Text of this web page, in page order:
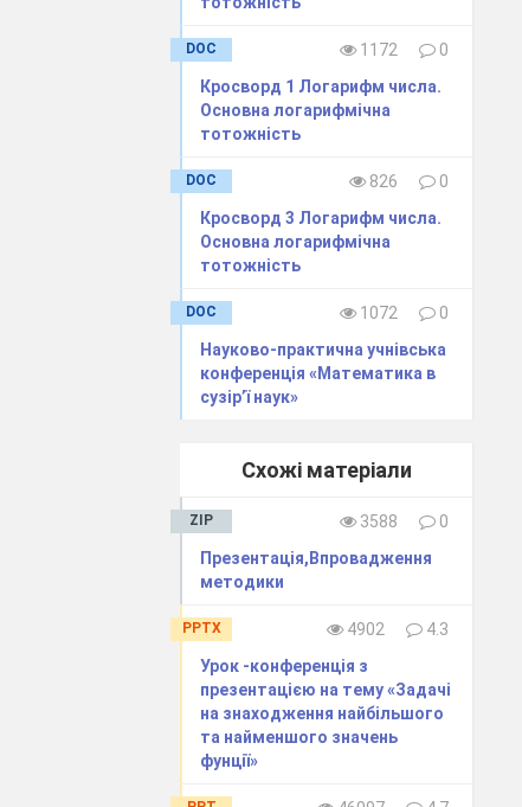
DOC 1172
0
Кросворд 1 Логарифм числа.
Основна логарифмічна
тотожність
DOC 826
0
Кросворд 3 Логарифм числа.
Основна логарифмічна
тотожність
DOC 1072
0
Науково-практична учнівська
конференція «Математика в
сузір’ї наук»
Схожі матеріали
ZIP 3588
0
Презентація,Впровадження
методики
PPTX 4902
4.3
Урок -конференція з
презентацією на тему «Задачі
на знаходження найбільшого
та найменшого значень
фунції»